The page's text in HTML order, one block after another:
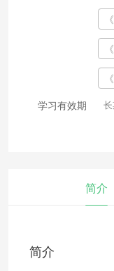
学习有效期
简介
简介